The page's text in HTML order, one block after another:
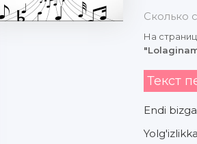
Сколько
На
Текст
Endi